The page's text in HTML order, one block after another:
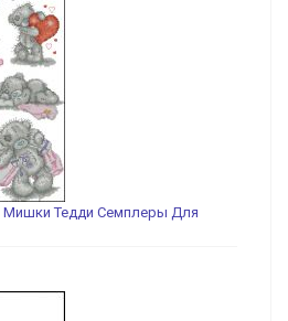
Мишки Тедди Семплеры Для